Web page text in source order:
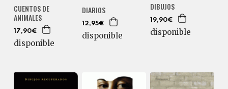
CUENTOS DE
ANIMALES
17,90€
disponible
DIARIOS
12,95€
disponible
DIBUJOS
19,90€
disponible